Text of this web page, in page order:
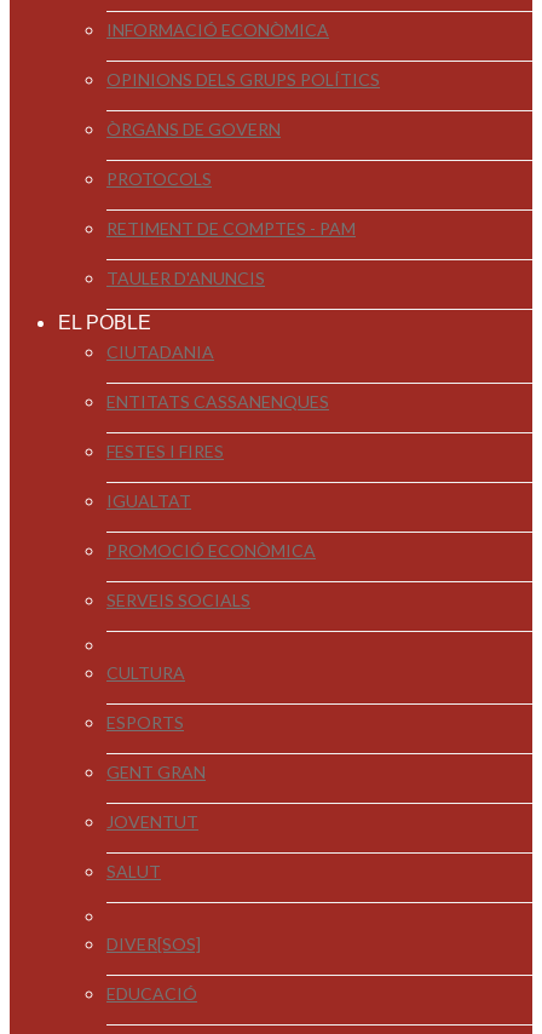
INFORMACIÓ ECONÒMICA
OPINIONS DELS GRUPS POLÍTICS
ÒRGANS DE GOVERN
PROTOCOLS
RETIMENT DE COMPTES - PAM
TAULER D'ANUNCIS
EL POBLE
CIUTADANIA
ENTITATS CASSANENQUES
FESTES I FIRES
IGUALTAT
PROMOCIÓ ECONÒMICA
SERVEIS SOCIALS
CULTURA
ESPORTS
GENT GRAN
JOVENTUT
SALUT
DIVER[SOS]
EDUCACIÓ